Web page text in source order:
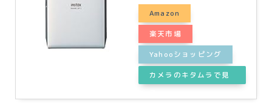
Amazon
楽天市場
Yahooショッピング
カメラのキタムラで見